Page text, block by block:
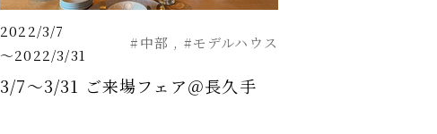
2022/3/7
～2022/3/31
#中部 #モデルハウス
3/7〜3/31 ご来場フェア＠長久手